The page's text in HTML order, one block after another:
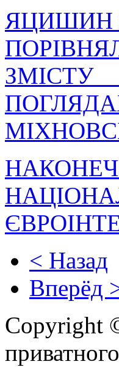
ЯЦИШИН
< Назад
Вперёд
Copyright